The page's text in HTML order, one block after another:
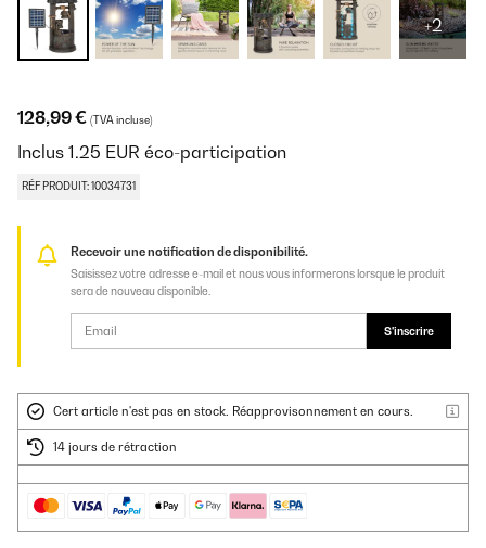
+2
128,99 € (TVA incluse)
Inclus 1.25 EUR éco-participation
RÉF PRODUIT: 10034731
Recevoir une notification de disponibilité.
Saisissez votre adresse e-mail et nous vous informerons lorsque le produit
sera de nouveau disponible.
S'inscrire
Cert article n'est pas en stock. Réapprovisonnement en cours.
14 jours de rétraction